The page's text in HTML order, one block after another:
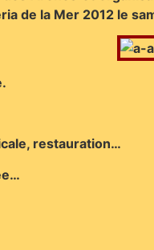
de la Mer 2012 le
restauration…